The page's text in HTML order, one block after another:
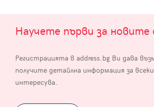
Научете първи за
Регистрацията в address.bg Ви дава
получите детайлна информация за
интересува.